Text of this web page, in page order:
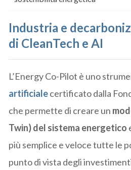
Industria e
di CleanTech e AI
L’Energy Co-Pilot è uno
artificialecertificato dalla
che permette di creare un
Twin) del sistema energetico
più semplice e veloce tutte le
punto di vista degli